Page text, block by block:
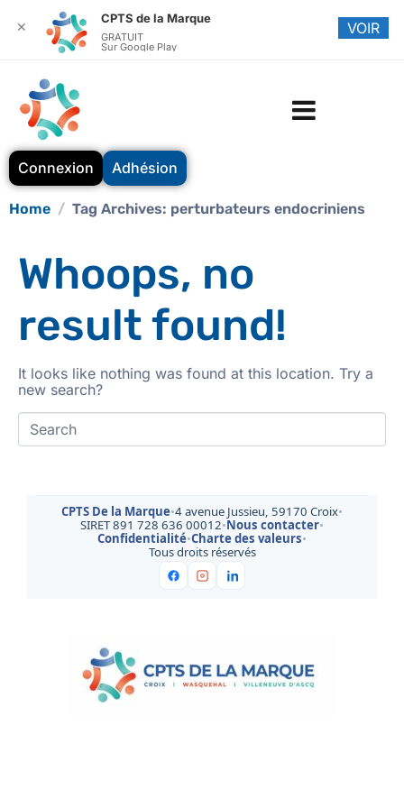
Connexion Adhésion
Home Tag Archives: perturbateurs endocriniens
Whoops, no
result found!
It looks like nothing was found at this location. Try a
new search?
CPTS De la Marque•4 avenue Jussieu, 59170 Croix•
SIRET 891 728 636 00012•Nous contacter•
Confidentialité•Charte des valeurs•
Tous droits réservés
✕
CPTS de la Marque
GRATUIT
Sur Google Play
VOIR